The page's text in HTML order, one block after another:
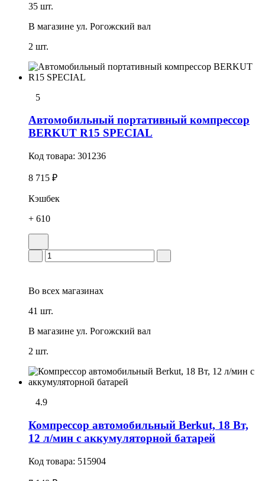
35 шт.
В магазине ул. Рогожский вал
2 шт.
5
Автомобильный портативный компрессор
BERKUT R15 SPECIAL
Код товара: 301236
8 715 ₽
Кэшбек
+ 610
Во всех магазинах
41 шт.
В магазине ул. Рогожский вал
2 шт.
4.9
Компрессор автомобильный Berkut, 18 Вт,
12 л/мин с аккумуляторной батарей
Код товара: 515904